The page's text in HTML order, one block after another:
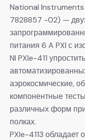
National Instruments
7828857 -02) —
питания 6 A PXI с
NI PXIe-411
аэрокосмические,
компонентные
различных форм
полках.
PXIe-4113 обладает